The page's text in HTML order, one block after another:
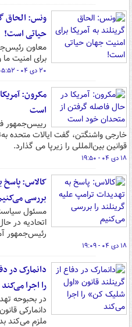
ونس: الحاق
حیاتی است!
معاون
برای امنیت
۲۰ دی ۰۴ - ۰۵:۵۲
مکرون:
است
رییس‌جمهور
خارجی واشنگتن، گفت ایالات متحده
قوانین بین‌المللی را زیرپا می گذارد.
۱۸ دی ۰۴ - ۱۹:۵۰
کالاس: پاسخ
بررسی
مسئول سیاست
اتحادیه در
رئیس‌جمهور
۱۸ دی ۰۴ - ۱۹:۰۹
دانمارک در
را اجرا می‌کند
در بحبوحه
ملزم می‌کند